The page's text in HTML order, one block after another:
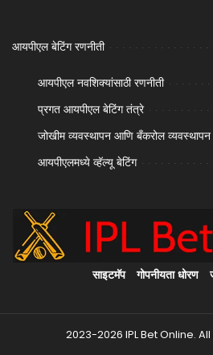
आयपीएल बेटिंग रणनीती
आयपीएल नवशिक्यांसाठी रणनीती
प्रगत आयपीएल बेटिंग तंत्रे
जोखीम व्यवस्थापन आणि बँकरोल व्यवस्थापन
आयपीएलमध्ये व्हॅल्यू बेटिंग
साइटमॅप गोपनीयता धोरण
2023-2026 IPL Bet Online.